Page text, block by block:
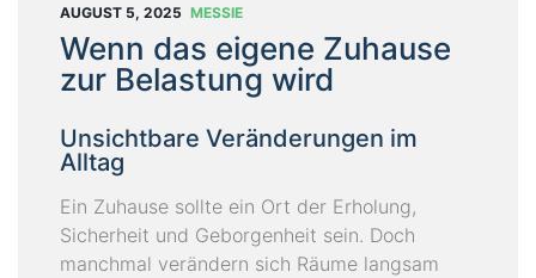
AUGUST 5, 2025 MESSIE
Wenn das eigene Zuhause
zur Belastung wird
Unsichtbare Veränderungen im
Alltag
Ein Zuhause sollte ein Ort der Erholung,
Sicherheit und Geborgenheit sein. Doch
manchmal verändern sich Räume langsam